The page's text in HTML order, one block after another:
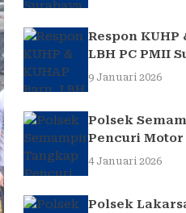
Respon KUHP
LBH PC PMII
9 Januari 2026
Polsek
Pencuri Motor
Jadi Amuk
4 Januari 2026
Polsek